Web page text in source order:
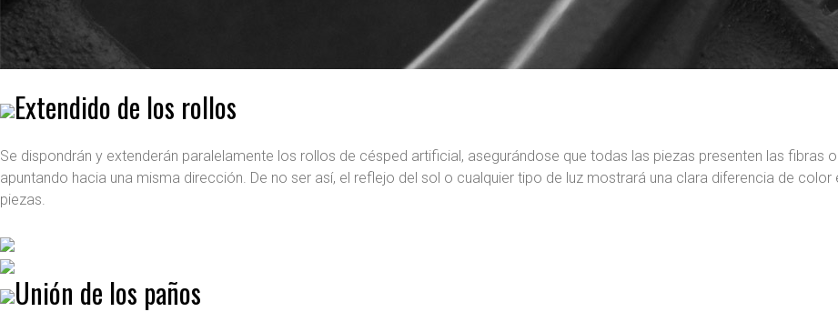
Extendido de los rollos
Se dispondrán y extenderán paralelamente los rollos de césped artificial, asegurándose que todas las piezas presenten las fibras
apuntando hacia una misma dirección. De no ser así, el reflejo del sol o cualquier tipo de luz mostrará una clara diferencia de color
piezas.
Unión de los paños